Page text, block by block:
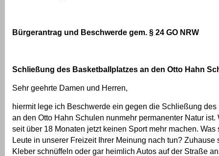
Bürgerantrag und Beschwerde gem. § 24 GO NRW
Schließung des Basketballplatzes an den Otto Hahn
Sehr geehrte Damen und Herren,
hiermit lege ich Beschwerde ein gegen die Schließung
an den Otto Hahn Schulen nunmehr permanenter Natur ist.
seit über 18 Monaten jetzt keinen Sport mehr machen.
Leute in unserer Freizeit Ihrer Meinung nach tun? Zuhause
Kleber schnüffeln oder gar heimlich Autos auf der Straße